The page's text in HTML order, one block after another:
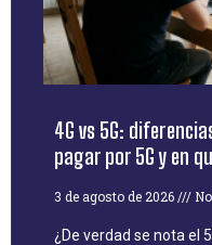
4G vs 5G:
pagar por 5G y en
3 de agosto de 2026
¿De verdad se nota el